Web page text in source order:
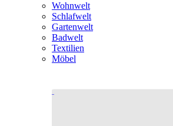
Wohnwelt
Schlafwelt
Gartenwelt
Badwelt
Textilien
Möbel